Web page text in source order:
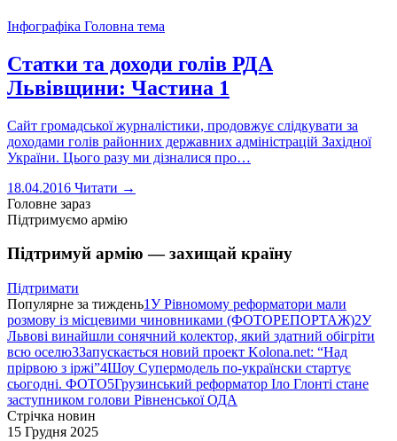
Інфографіка Головна тема
Статки та доходи голів РДА
Львівщини: Частина 1
Сайт громадської журналістики, продовжує слідкувати за
доходами голів районних державних адміністрацій Західної
України. Цього разу ми дізналися про…
18.04.2016 Читати →
Головне зараз
Підтримуємо армію
Підтримуй армію — захищай країну
Підтримати
Популярне за тиждень1У Рівномому реформатори мали
розмову із місцевими чиновниками (ФОТОРЕПОРТАЖ)2У
Львові винайшли сонячний колектор, який здатний обігріти
всю оселю3Запускається новий проект Kolona.net: “Над
прірвою з іржі”4Шоу Супермодель по-українски стартує
сьогодні. ФОТО5Грузинський реформатор Іло Глонті стане
заступником голови Рівненської ОДА
Стрічка новин
15 Грудня 2025